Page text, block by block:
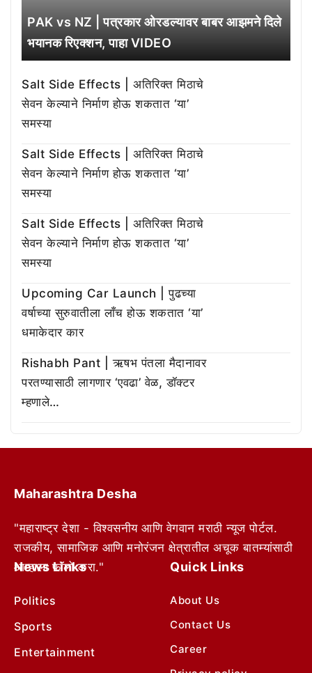
PAK vs NZ | पत्रकार ओरडल्यावर बाबर आझमने दिले
भयानक रिएक्शन, पाहा VIDEO
Salt Side Effects | अतिरिक्त मिठाचे
सेवन केल्याने निर्माण होऊ शकतात ‘या’
समस्या
Salt Side Effects | अतिरिक्त मिठाचे
सेवन केल्याने निर्माण होऊ शकतात ‘या’
समस्या
Salt Side Effects | अतिरिक्त मिठाचे
सेवन केल्याने निर्माण होऊ शकतात ‘या’
समस्या
Upcoming Car Launch | पुढच्या
वर्षाच्या सुरुवातीला लाँच होऊ शकतात ‘या’
धमाकेदार कार
Rishabh Pant | ऋषभ पंतला मैदानावर
परतण्यासाठी लागणार ‘एवढा’ वेळ, डॉक्टर
म्हणाले…
Maharashtra Desha
"महाराष्ट्र देशा - विश्वसनीय आणि वेगवान मराठी न्यूज पोर्टल.
राजकीय, सामाजिक आणि मनोरंजन क्षेत्रातील अचूक बातम्यांसाठी
आम्हाला फॉलो करा."
News Links
Politics
Sports
Entertainment
Quick Links
About Us
Contact Us
Career